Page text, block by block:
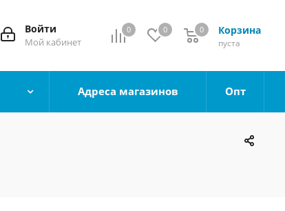
0 0 Корзина
0
пуста
0
Войти
Мой кабинет
Адреса магазинов Опт